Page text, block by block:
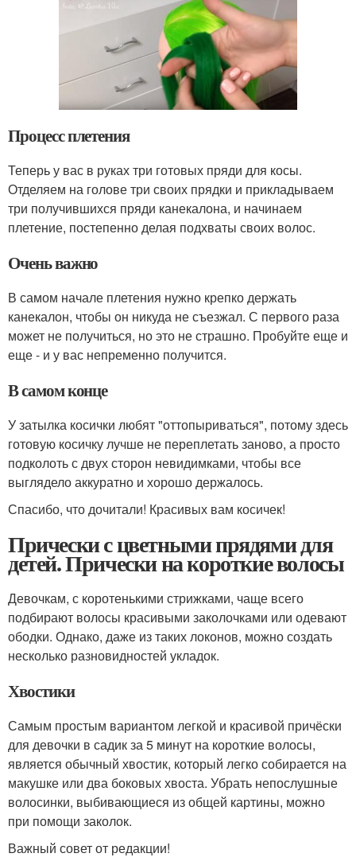
Процесс плетения
Теперь у вас в руках три готовых пряди для косы.
Отделяем на голове три своих прядки и прикладываем
три получившихся пряди канекалона, и начинаем
плетение, постепенно делая подхваты своих волос.
Очень важно
В самом начале плетения нужно крепко держать
канекалон, чтобы он никуда не съезжал. С первого раза
может не получиться, но это не страшно. Пробуйте еще и
еще - и у вас непременно получится.
В самом конце
У затылка косички любят "оттопыриваться", потому здесь
готовую косичку лучше не переплетать заново, а просто
подколоть с двух сторон невидимками, чтобы все
выглядело аккуратно и хорошо держалось.
Спасибо, что дочитали! Красивых вам косичек!
Прически с цветными прядями для
детей. Прически на короткие волосы
Девочкам, с коротенькими стрижками, чаще всего
подбирают волосы красивыми заколочками или одевают
ободки. Однако, даже из таких локонов, можно создать
несколько разновидностей укладок.
Хвостики
Самым простым вариантом легкой и красивой причёски
для девочки в садик за 5 минут на короткие волосы,
является обычный хвостик, который легко собирается на
макушке или два боковых хвоста. Убрать непослушные
волосинки, выбивающиеся из общей картины, можно
при помощи заколок.
Важный совет от редакции!